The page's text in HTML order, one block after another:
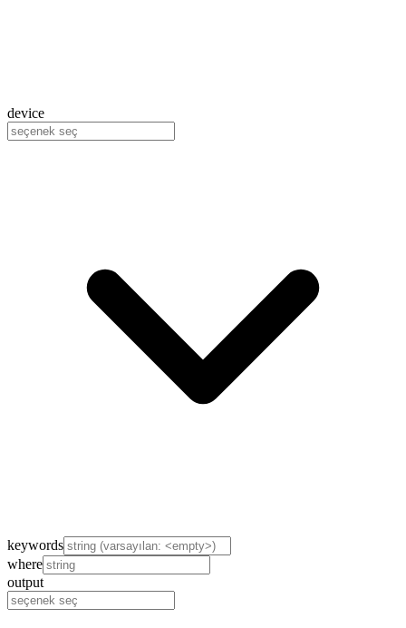
device
keywords
where
output